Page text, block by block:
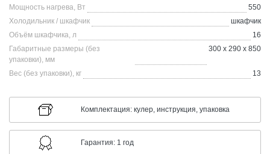
Мощность нагрева, Вт
550
Холодильник / шкафчик
шкафчик
Объём шкафчика, л
16
Габаритные размеры (без
упаковки), мм
300 х 290 х 850
Вес (без упаковки), кг 13
Комплектация: кулер, инструкция, упаковка
Гарантия: 1 год